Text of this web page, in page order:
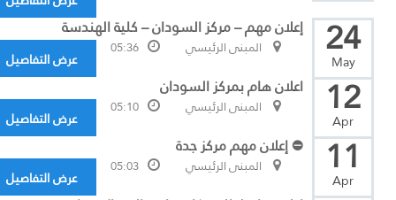
24
May
إعلان مهم – مركز السودان – كلية الهندسة
المبنى الرئيسي 05:36
عرض التفاصيل
12
Apr
اعلان هام بمركز السودان
المبنى الرئيسي 05:10
عرض التفاصيل
11
Apr
⛔ إعلان مهم مركز جدة
المبنى الرئيسي 05:03
عرض التفاصيل